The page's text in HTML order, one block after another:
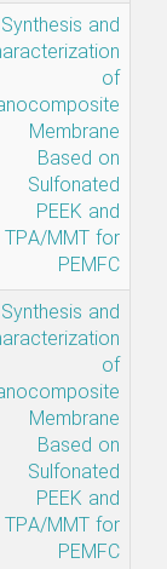
Synthesis and
Characterization
Nanocomposite
Membrane
Based on
Sulfonated
PEEK and
TPA/MMT for
PEMFC
Synthesis and
Characterization
Nanocomposite
Membrane
Based on
Sulfonated
PEEK and
TPA/MMT for
PEMFC